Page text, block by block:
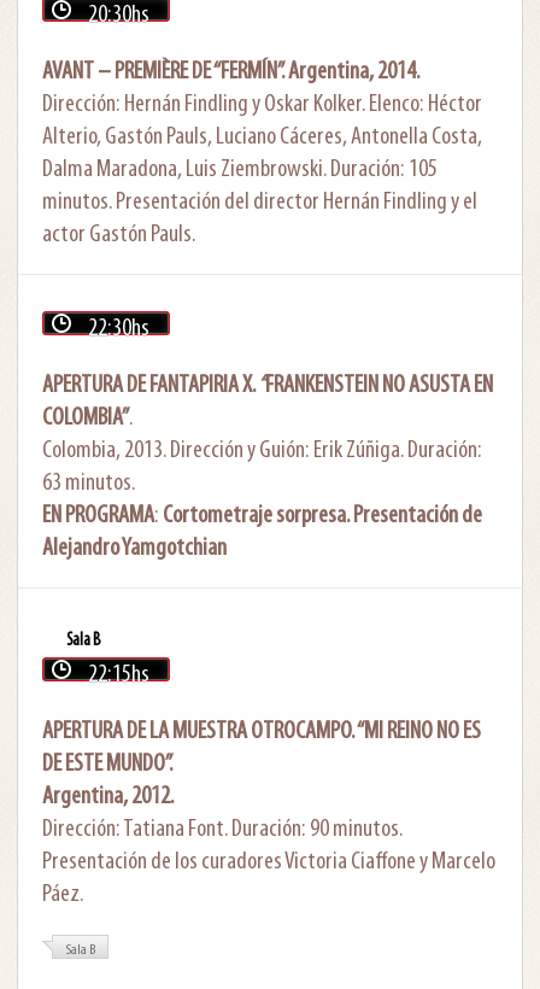
20:30hs
AVANT – PREMIÈRE DE “FERMÍN”.Argentina, 2014.
Dirección: Hernán Findling y Oskar Kolker. Elenco: Héctor
Alterio, Gastón Pauls, Luciano Cáceres, Antonella Costa,
Dalma Maradona, Luis Ziembrowski. Duración: 105
minutos. Presentación del director Hernán Findling y el
actor Gastón Pauls.
22:30hs
APERTURA DE FANTAPIRIA X.“FRANKENSTEIN NO ASUSTA EN
COLOMBIA”.
Colombia, 2013. Dirección y Guión: Erik Zúñiga. Duración:
63 minutos.
EN PROGRAMA: Cortometraje sorpresa. Presentación de
Alejandro Yamgotchian
Sala B
22:15hs
APERTURA DE LA MUESTRA OTROCAMPO. “MI REINO NO ES
DE ESTE MUNDO”.
Argentina, 2012.
Dirección: Tatiana Font. Duración: 90 minutos.
Presentación de los curadores Victoria Ciaffone y Marcelo
Páez.
Sala B